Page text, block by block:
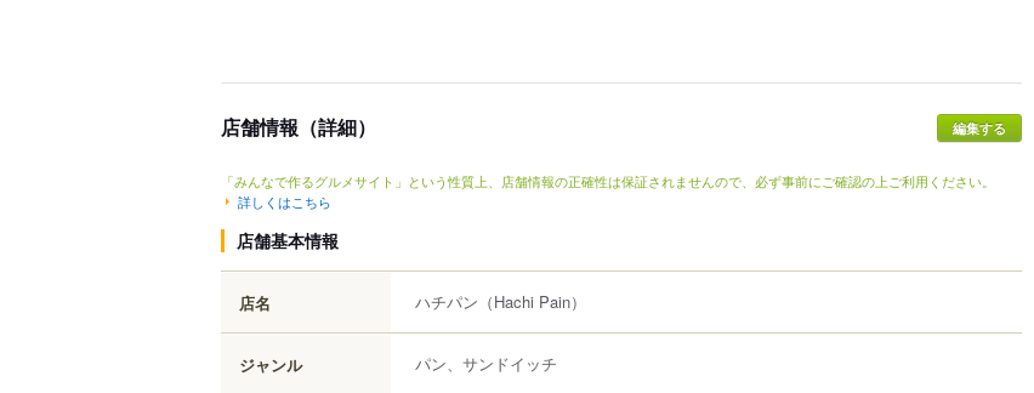
店舗情報（詳細）
「みんなで作るグルメサイト」という性質上、店舗情報の正確性は保証されませんので、必ず事前にご確認の上ご利用ください。
詳しくはこちら
店舗基本情報
店名 ハチパン （Hachi Pain）
ジャンル パン、サンドイッチ